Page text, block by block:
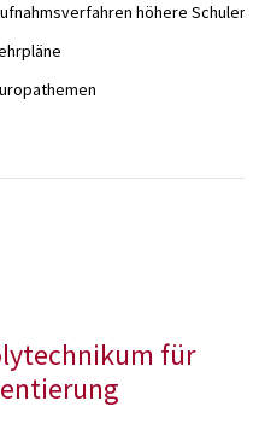
höhere Schulen
für